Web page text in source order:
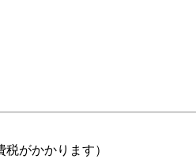
がかかります）